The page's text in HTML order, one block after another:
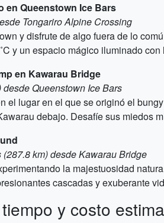
en Queenstown Ice Bars
Tongariro Alpine Crossing
y disfrute de algo fuera de lo
y un espacio mágico iluminado
en Kawarau Bridge
Queenstown Ice Bars
el lugar en el que se originó el
debajo. Desafíe sus miedos
km) desde Kawarau Bridge
la majestuosidad
cascadas y exuberante
y costo